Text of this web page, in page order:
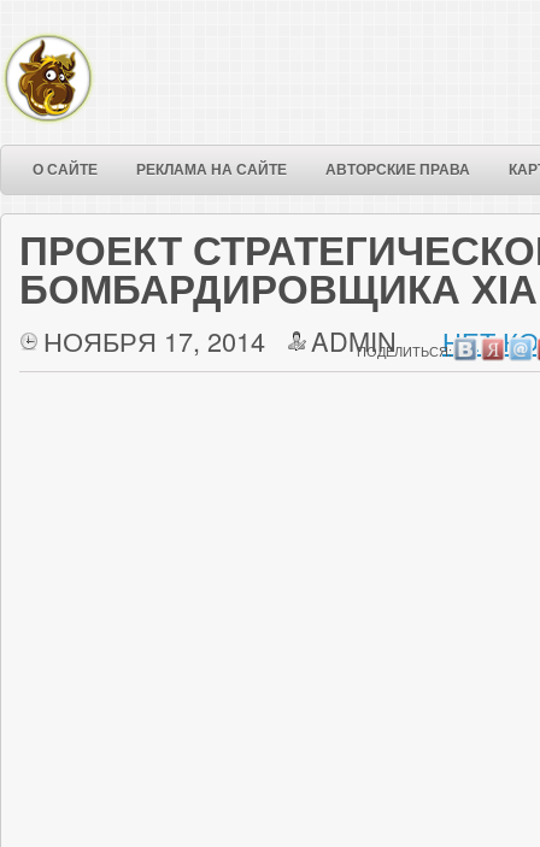
О САЙТЕ РЕКЛАМА НА САЙТЕ АВТОРСКИЕ ПРАВА
ПРОЕКТ
БОМБАРДИРОВЩИКА
НОЯБРЯ 17, 2014 ADMIN НЕТ
ПОДЕЛИТЬСЯ: